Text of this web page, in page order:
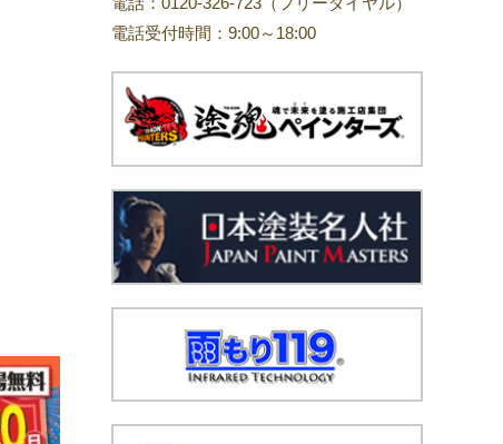
電話受付時間：9:00～18:00